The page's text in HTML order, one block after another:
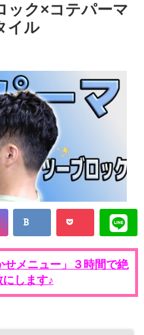
ック×コテパーマ
イル
せメニュー」３時間で絶
します♪